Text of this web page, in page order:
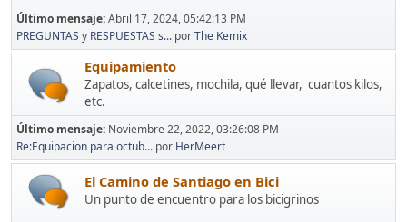
Último mensaje:Abril 17, 2024, 05:42:13 PM
PREGUNTAS y RESPUESTAS s... porThe Kemix
Equipamiento
Zapatos, calcetines, mochila, qué llevar, cuantos kilos,
etc.
Último mensaje: Noviembre 22, 2022, 03:26:08 PM
Re:Equipacion para octub... por HerMeert
El Camino de Santiago en Bici
Un punto de encuentro para los bicigrinos